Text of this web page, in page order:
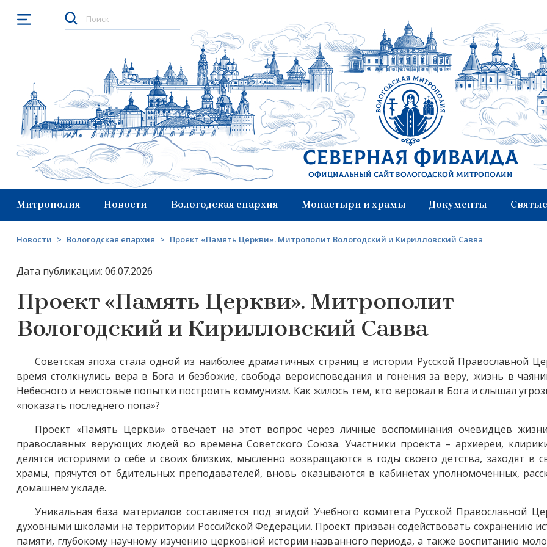
Открыть меню
Северная Фиваида
Официальный сайт Вологодской митрополии
Митрополия Новости Вологодская епархия Монастыри и храмы Документы
Новости > Вологодская епархия > Проект «Память Церкви». Митрополит Вологодский и Кирилловский Савва
Дата публикации: 06.07.2026
Проект «Память Церкви». Митрополит
Вологодский и Кирилловский Савва
Советская эпоха стала одной из наиболее драматичных страниц в истории Русской Православной
время столкнулись вера в Бога и безбожие, свобода вероисповедания и гонения за веру, жизнь в
Небесного и неистовые попытки построить коммунизм. Как жилось тем, кто веровал в Бога и слышал
«показать последнего попа»?
Проект «Память Церкви» отвечает на этот вопрос через личные воспоминания очевидцев
православных верующих людей во времена Советского Союза. Участники проекта – архиереи,
делятся историями о себе и своих близких, мысленно возвращаются в годы своего детства, заходят в
храмы, прячутся от бдительных преподавателей, вновь оказываются в кабинетах уполномоченных,
домашнем укладе.
Уникальная база материалов составляется под эгидой Учебного комитета Русской Православной
духовными школами на территории Российской Федерации. Проект призван содействовать сохранению
памяти, глубокому научному изучению церковной истории названного периода, а также воспитанию